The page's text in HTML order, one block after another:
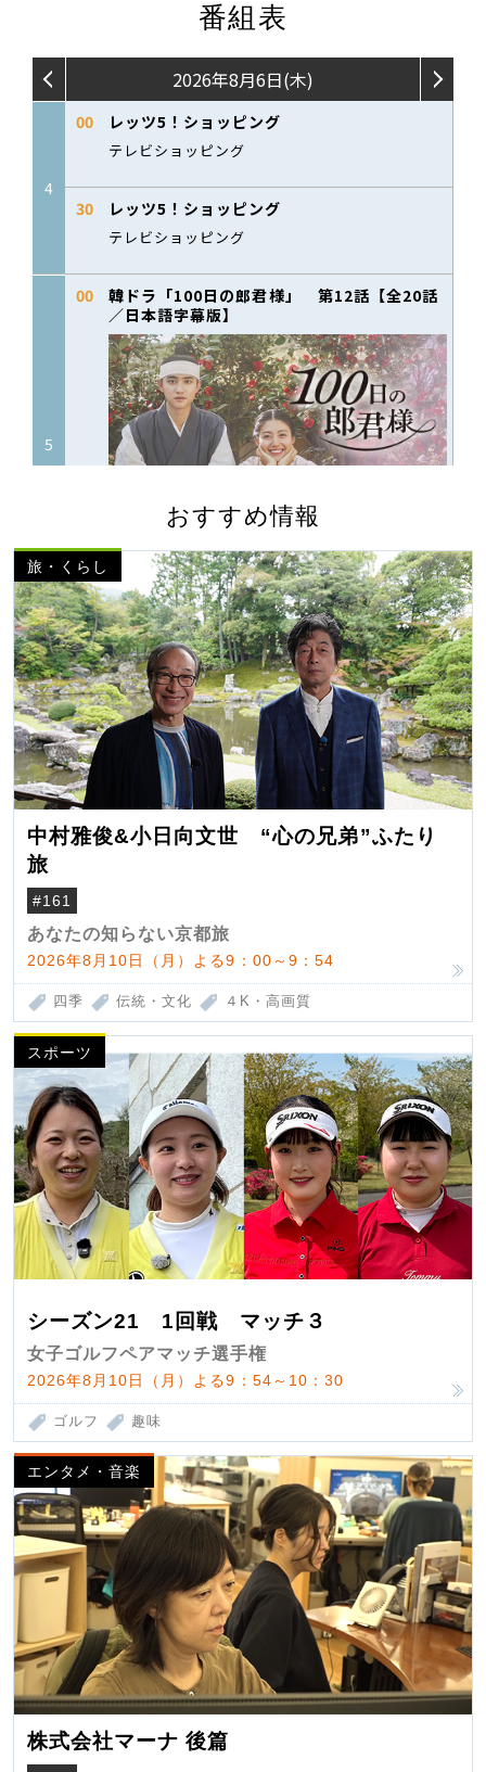
番組表
おすすめ情報
旅・くらし
中村雅俊&小日向文世 “心の兄弟”ふたり
旅
#161
あなたの知らない京都旅
2026年8月10日（月）よる9：00～9：54
四季 伝統・文化 ４K・高画質
スポーツ
シーズン21 1回戦 マッチ３
女子ゴルフペアマッチ選手権
2026年8月10日（月）よる9：54～10：30
ゴルフ 趣味
エンタメ・音楽
株式会社マーナ 後篇